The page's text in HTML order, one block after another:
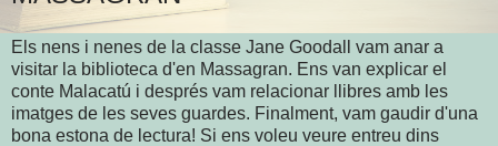
Els nens i nenes de la classe Jane Goodall vam anar a
visitar la biblioteca d'en Massagran. Ens van explicar el
conte Malacatú i després vam relacionar llibres amb les
imatges de les seves guardes. Finalment, vam gaudir d'una
bona estona de lectura! Si ens voleu veure entreu dins